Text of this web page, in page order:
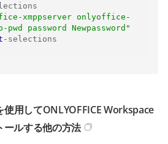
xmppserver onlyoffice-
pwd password Newpassword"
- selections
用してONLYOFFICE Workspace
ルする他の方法